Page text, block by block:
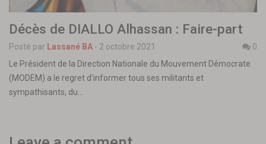
Décès de DIALLO Alhassan : Faire-part
Posté par Lassané BA - 2 octobre 2021
0
Le Président de la Direction Nationale du Mouvement Démocrate
(MODEM) a le regret d’informer tous ses militants et
sympathisants, du…